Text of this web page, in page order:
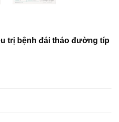
trị bệnh đái tháo đường típ